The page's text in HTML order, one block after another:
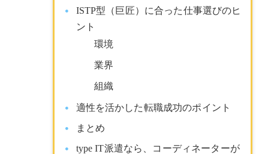
ISTP型（巨匠）に合った仕事選びのヒ
ント
環境
業界
組織
適性を活かした転職成功のポイント
まとめ
type IT派遣なら、コーディネーターが